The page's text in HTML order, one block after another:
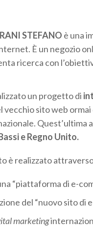
STEFANO è una
È un negozio
ricerca con
un progetto di
vecchio sito web
Quest’ultima
e Regno Unito.
è realizzato
“piattaforma di e-
del “nuovo sito di
marketing